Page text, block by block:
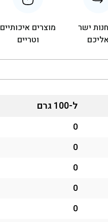
ישר
אליכם
מוצרים איכותיים
וטריים
ל-100 גרם
0
0
0
0
0